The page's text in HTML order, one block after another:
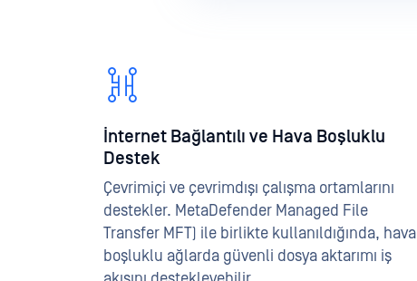
İnternet Bağlantılı ve Hava Boşluklu
Destek
Çevrimiçi ve çevrimdışı çalışma ortamlarını
destekler. MetaDefender Managed File
Transfer MFT) ile birlikte kullanıldığında, hava
boşluklu ağlarda güvenli dosya aktarımı iş